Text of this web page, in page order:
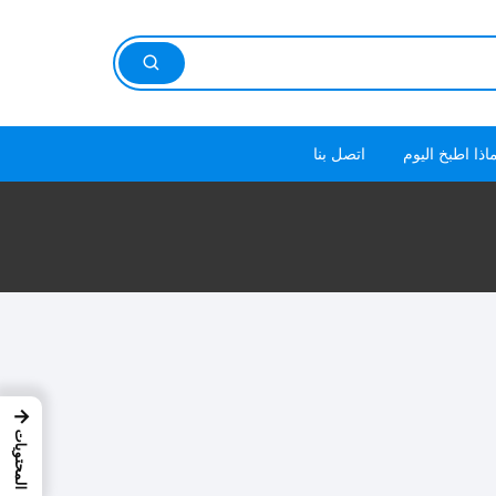
اطبخ اليوم اتصل بنا
→
المحتويات